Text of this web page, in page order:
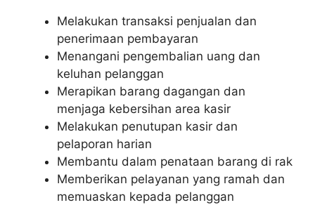
Melakukan transaksi penjualan dan
penerimaan pembayaran
Menangani pengembalian uang dan
keluhan pelanggan
Merapikan barang dagangan dan
menjaga kebersihan area kasir
Melakukan penutupan kasir dan
pelaporan harian
Membantu dalam penataan barang di rak
Memberikan pelayanan yang ramah dan
memuaskan kepada pelanggan